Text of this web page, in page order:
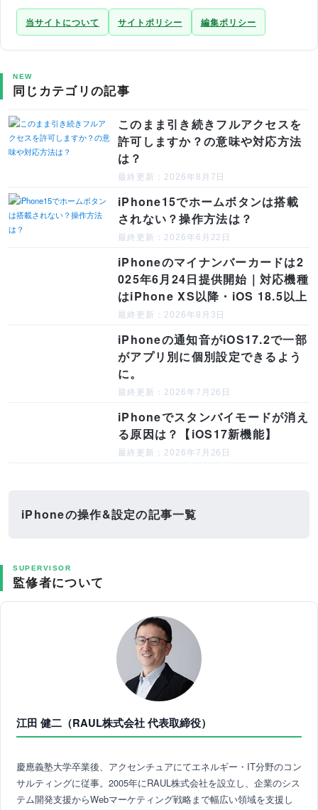
当サイトについて サイトポリシー 編集ポリシー
NEW
同じカテゴリの記事
このまま引き続きフルアクセスを
許可しますか？の意味や対応方法
は？
最終更新：2026年8月7日
iPhone15でホームボタンは搭載
されない？操作方法は？
最終更新：2026年6月22日
iPhoneのマイナンバーカードは2
025年6月24日提供開始｜対応機種
はiPhone XS以降・iOS 18.5以上
最終更新：2026年8月3日
iPhoneの通知音がiOS17.2で一部
がアプリ別に個別設定できるよう
に。
最終更新：2026年7月26日
iPhoneでスタンバイモードが消え
る原因は？【iOS17新機能】
最終更新：2026年7月26日
iPhoneの操作&設定の記事一覧
SUPERVISOR
監修者について
江田 健二（RAUL株式会社 代表取締役）
慶應義塾大学卒業後、アクセンチュアにてエネルギー・IT分野のコン
サルティングに従事。2005年にRAUL株式会社を設立し、企業のシス
テム開発支援からWebマーケティング戦略まで幅広い領域を支援し